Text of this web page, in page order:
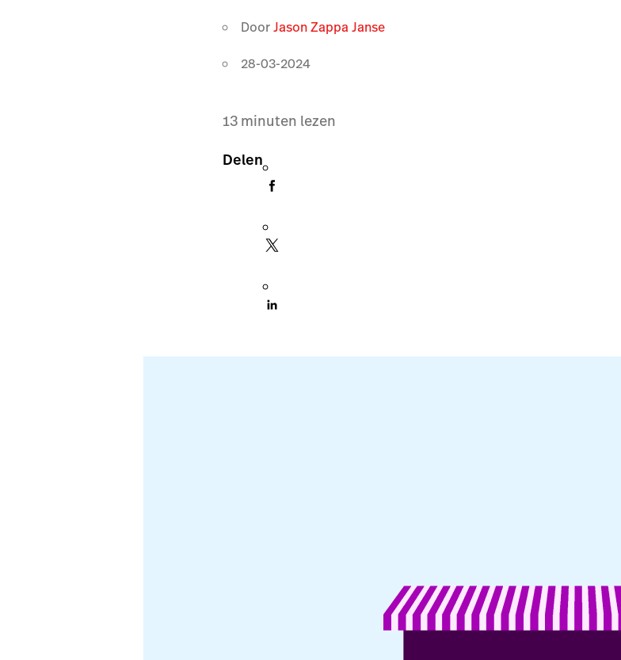
DoorJason Zappa Janse
28-03-2024
13 minuten lezen
Delen